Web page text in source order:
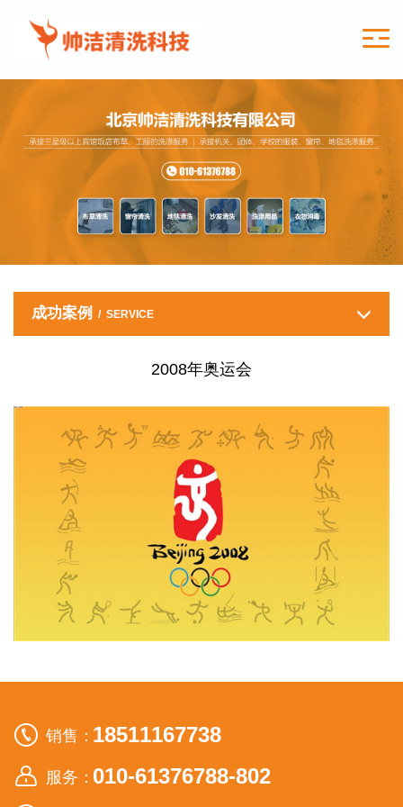
成功案例 / SERVICE
2008年奥运会
销售：18511167738
服务：010-61376788-802